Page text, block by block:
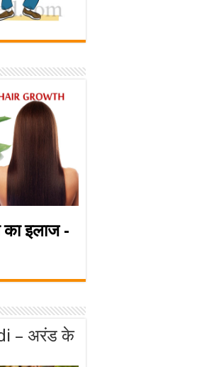
इलाज -
– अरंड के